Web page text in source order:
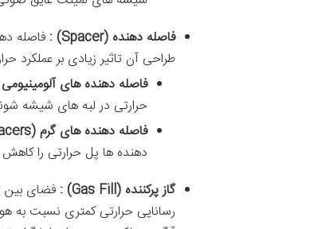
فاصله دهنده (Spacer) : فاصله
طراحی آن تاثیر زیادی برعملکرد
فاصله دهنده های آلومینیومی
حرارتی در لبه های شیشه
فاصله دهنده های گرم(Warm Edge Spacers) :
دهنده ها پل حرارتی را کاهش
گازپرکننده (Gas Fill) : فضای بین
رسانایی حرارتی کمتری نسبت به